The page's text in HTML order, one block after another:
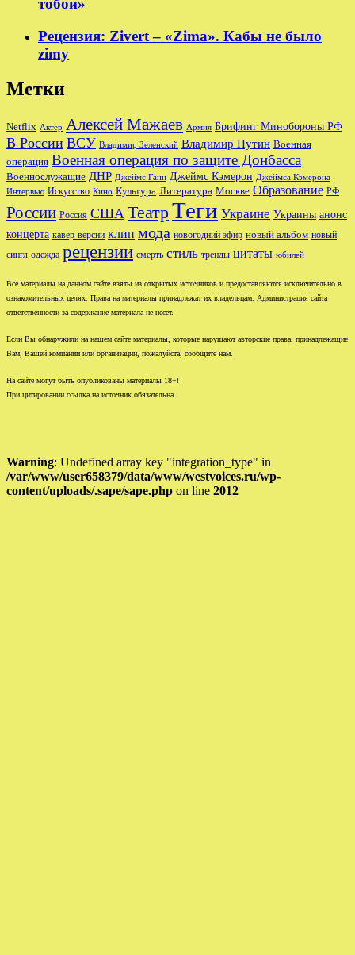
тобой»
Рецензия: Zivert – «Zima». Кабы не было
zimy
Метки
Netflix Актёр Алексей Мажаев Армия Брифинг Минобороны РФ
В России ВСУ Владимир Зеленский Владимир Путин Военная
операция Военная операция по защите Донбасса
Военнослужащие ДНР Джеймс Ганн Джеймс Кэмерон Джеймса Кэмерона
Интервью Искусство Кино Культура Литература Москве Образование РФ
России Россия США ТеатрТеги Украине Украины анонс
концерта кавер-версии клип мода новогодний эфир новый альбом новый
сингл одежда рецензии смерть стиль тренды цитаты юбилей
Все материалы на данном сайте взяты из открытых источников и предоставляются исключительно в
ознакомительных целях. Права на материалы принадлежат их владельцам. Администрация сайта
ответственности за содержание материала не несет.
Если Вы обнаружили на нашем сайте материалы, которые нарушают авторские права, принадлежащие
Вам, Вашей компании или организации, пожалуйста, сообщите нам.
На сайте могут быть опубликованы материалы 18+!
При цитировании ссылка на источник обязательна.
Warning: Undefined array key "integration_type" in
/var/www/user658379/data/www/westvoices.ru/wp-
content/uploads/.sape/sape.php on line 2012